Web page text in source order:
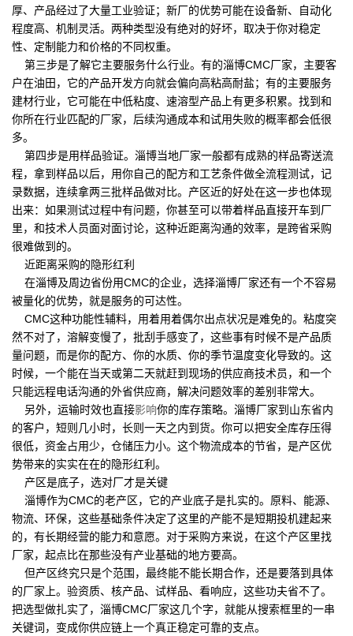
厚、产品经过了大量工业验证；新厂的优势可能在设备新、自动化
程度高、机制灵活。两种类型没有绝对的好坏，取决于你对稳定
性、定制能力和价格的不同权重。
第三步是了解它主要服务什么行业。有的淄博CMC厂家，主要客
户在油田，它的产品开发方向就会偏向高粘高耐盐；有的主要服务
建材行业，它可能在中低粘度、速溶型产品上有更多积累。找到和
你所在行业匹配的厂家，后续沟通成本和试用失败的概率都会低很
多。
第四步是用样品验证。淄博当地厂家一般都有成熟的样品寄送流
程，拿到样品以后，用你自己的配方和工艺条件做全流程测试，记
录数据，连续拿两三批样品做对比。产区近的好处在这一步也体现
出来：如果测试过程中有问题，你甚至可以带着样品直接开车到厂
里，和技术人员面对面讨论，这种近距离沟通的效率，是跨省采购
很难做到的。
近距离采购的隐形红利
在淄博及周边省份用CMC的企业，选择淄博厂家还有一个不容易
被量化的优势，就是服务的可达性。
CMC这种功能性辅料，用着用着偶尔出点状况是难免的。粘度突
然不对了，溶解变慢了，批刮手感变了，这些事有时候不是产品质
量问题，而是你的配方、你的水质、你的季节温度变化导致的。这
时候，一个能在当天或第二天就赶到现场的供应商技术员，和一个
只能远程电话沟通的外省供应商，解决问题效率的差别非常大。
另外，运输时效也直接影响你的库存策略。淄博厂家到山东省内
的客户，短则几小时，长则一天之内到货。你可以把安全库存压得
很低，资金占用少，仓储压力小。这个物流成本的节省，是产区优
势带来的实实在在的隐形红利。
产区是底子，选对厂才是关键
淄博作为CMC的老产区，它的产业底子是扎实的。原料、能源、
物流、环保，这些基础条件决定了这里的产能不是短期投机建起来
的，有长期经营的能力和意愿。对于采购方来说，在这个产区里找
厂家，起点比在那些没有产业基础的地方要高。
但产区终究只是个范围，最终能不能长期合作，还是要落到具体
的厂家上。验资质、核产品、试样品、看响应，这些功夫省不了。
把选型做扎实了，淄博CMC厂家这几个字，就能从搜索框里的一串
关键词，变成你供应链上一个真正稳定可靠的支点。